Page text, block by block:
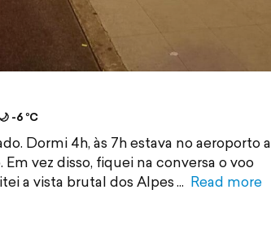
-6 °C
Dormi 4h, às 7h estava no aeroporto a
vez disso, fiquei na conversa o voo
a vista brutal dos Alpes
Read more